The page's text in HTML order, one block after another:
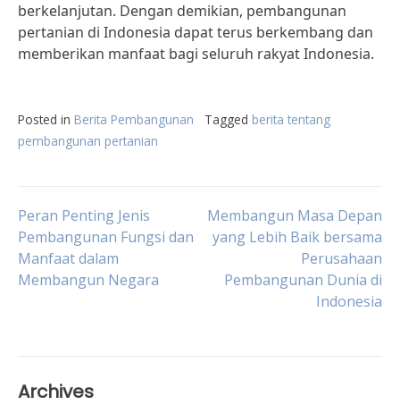
berkelanjutan. Dengan demikian, pembangunan
pertanian di Indonesia dapat terus berkembang dan
memberikan manfaat bagi seluruh rakyat Indonesia.
Posted in Berita Pembangunan Tagged berita tentang
pembangunan pertanian
Post
navigation
Peran Penting Jenis
Pembangunan Fungsi dan
Manfaat dalam
Membangun Negara
Membangun Masa Depan
yang Lebih Baik bersama
Perusahaan
Pembangunan Dunia di
Indonesia
Archives